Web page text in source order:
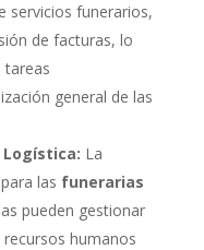
servicios funerarios,
de facturas, lo
tareas
general de las
Logística: La
las funerarias
pueden gestionar
humanos